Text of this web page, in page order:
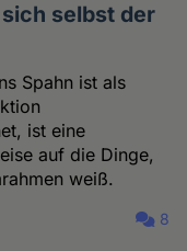
selbst der
Spahn ist als
ist eine
auf die Dinge,
weiß.
8